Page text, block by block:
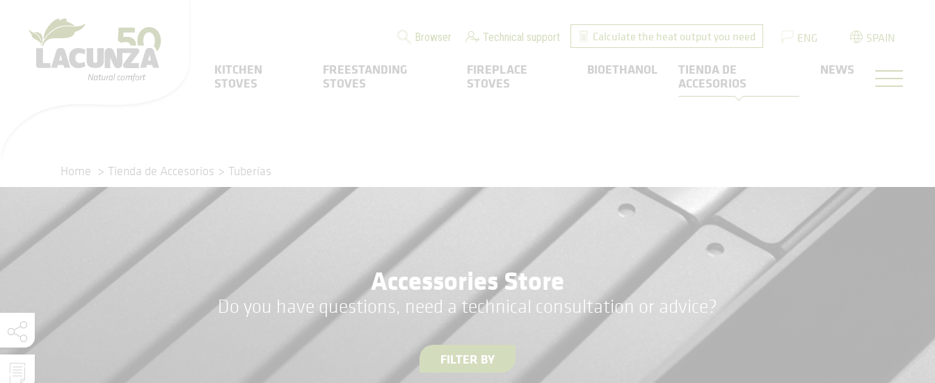
Browser Technical support Calculate the heat output you need ENG SPAIN
KITCHEN
STOVES
FREESTANDING
STOVES
FIREPLACE
STOVES
BIOETHANOL
TIENDA DE
ACCESORIOS
NEWS
Home Tienda de Accesorios Tuberías
Accessories Store
Do you have questions, need a technical consultation or advice?
FILTER BY